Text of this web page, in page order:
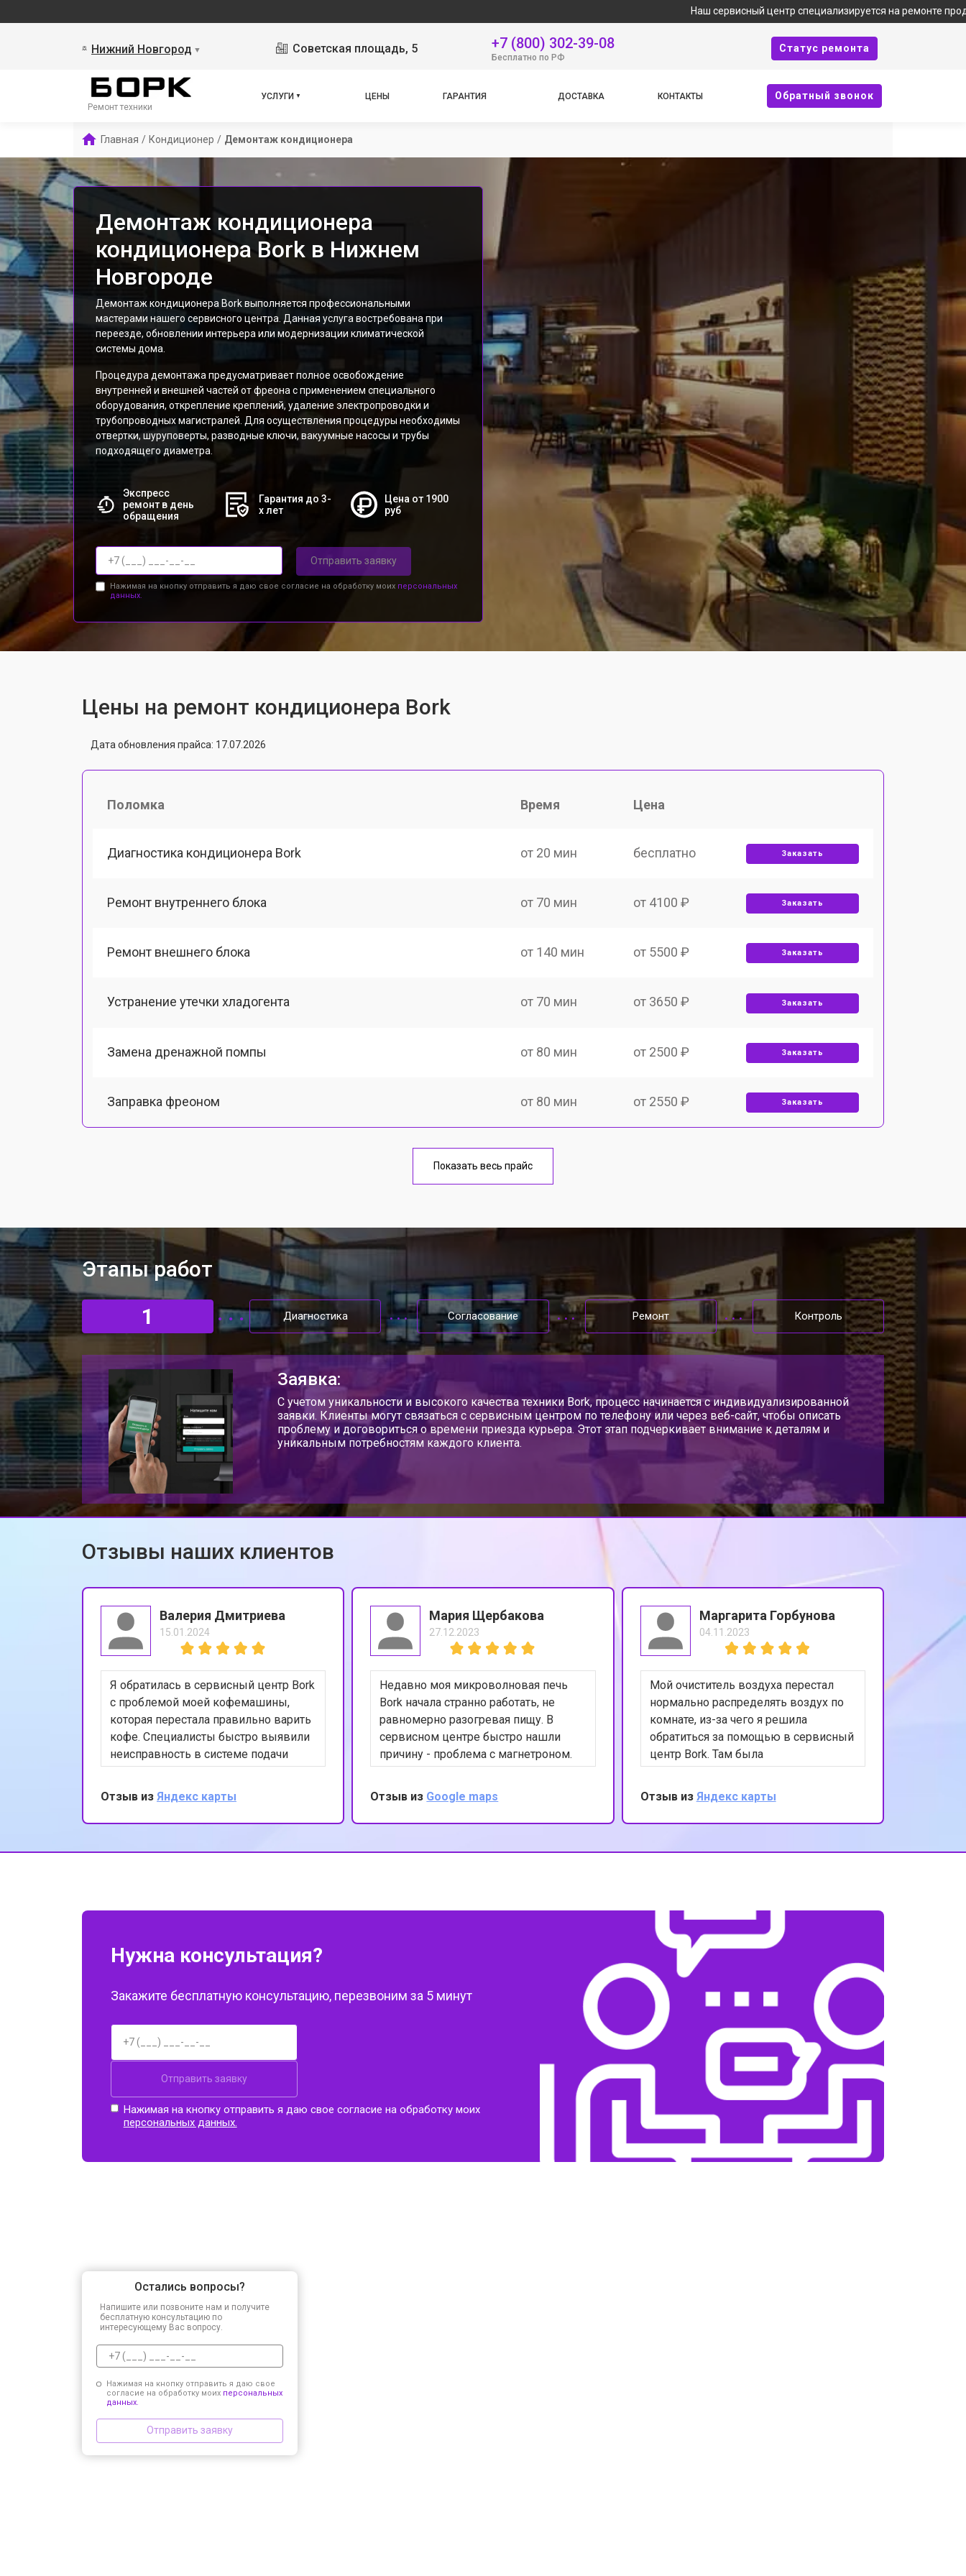
Наш сервисный центр специализируется на ремонте продукции Bork
Нижний Новгород ▼ Советская площадь, 5 +7 (800) 302-39-08
Бесплатно по РФ
Cтатус ремонта
Ремонт техники
УСЛУГИ ЦЕНЫ ГАРАНТИЯ ДОСТАВКА КОНТАКТЫ Oбратный звонок
Главная / Кондиционер / Демонтаж кондиционера
Демонтаж кондиционера
кондиционера Bork в Нижнем
Новгороде
Демонтаж кондиционера Bork выполняется профессиональными
мастерами нашего сервисного центра. Данная услуга востребована при
переезде, обновлении интерьера или модернизации климатической
системы дома.
Процедура демонтажа предусматривает полное освобождение
внутренней и внешней частей от фреона с применением специального
оборудования, открепление креплений, удаление электропроводки и
трубопроводных магистралей. Для осуществления процедуры необходимы
отвертки, шуруповерты, разводные ключи, вакуумные насосы и трубы
подходящего диаметра.
Экспресс
ремонт в день
обращения
Гарантия до 3-
х лет
Цена от 1900
руб
Отправить заявку
Нажимая на кнопку отправить я даю свое согласие на обработку моих персональных
данных.
Цены на ремонт кондиционера Bork
Дата обновления прайса: 17.07.2026
Поломка Время Цена
Диагностика кондиционера Bork от 20 мин бесплатно Заказать
Ремонт внутреннего блока от 70 мин от 4100 ₽ Заказать
Ремонт внешнего блока от 140 мин от 5500 ₽ Заказать
Устранение утечки хладогента от 70 мин от 3650 ₽ Заказать
Замена дренажной помпы от 80 мин от 2500 ₽ Заказать
Заправка фреоном от 80 мин от 2550 ₽ Заказать
Показать весь прайс
Этапы работ
1
Диагностика Согласование Ремонт Контроль
Заявка:
С учетом уникальности и высокого качества техники Bork, процесс начинается с индивидуализированной
заявки. Клиенты могут связаться с сервисным центром по телефону или через веб-сайт, чтобы описать
проблему и договориться о времени приезда курьера. Этот этап подчеркивает внимание к деталям и
уникальным потребностям каждого клиента.
Отзывы наших клиентов
Валерия Дмитриева
15.01.2024
Я обратилась в сервисный центр Bork
с проблемой моей кофемашины,
которая перестала правильно варить
кофе. Специалисты быстро выявили
неисправность в системе подачи
воды и устранили её. Теперь моя
кофемашина работает как новая. Я
очень довольна качеством
обслуживания и профессионализмом
работу!
Отзыв из Яндекс карты
Мария Щербакова
27.12.2023
Недавно моя микроволновая печь
Bork начала странно работать, не
равномерно разогревая пищу. В
сервисном центре быстро нашли
причину - проблема с магнетроном.
После ремонта печь снова
функционирует идеально. Я
благодарна за оперативность и
качество выполненных работ.
Отзыв из Google maps
Маргарита Горбунова
04.11.2023
Мой очиститель воздуха перестал
нормально распределять воздух по
комнате, из-за чего я решила
обратиться за помощью в сервисный
центр Bork. Там была
диагностирована проблема с
системой распределения воздуха, а
именно - заклинивание
регулировочных заслонок. После
исправно. Превосходное
Отзыв из Яндекс карты
Нужна консультация?
Закажите бесплатную консультацию, перезвоним за 5 минут
Отправить заявку
Нажимая на кнопку отправить я даю свое согласие на обработку моих
персональных данных.
Остались вопросы?
Напишите или позвоните нам и получите
бесплатную консультацию по
интересующему Вас вопросу.
Нажимая на кнопку отправить я даю свое
согласие на обработку моих персональных
данных.
Отправить заявку